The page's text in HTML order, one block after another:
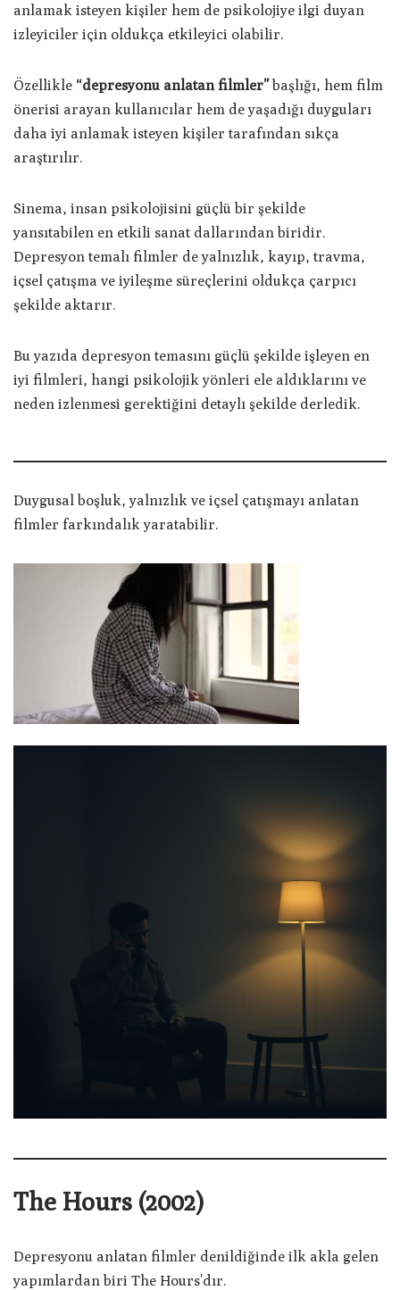
anlamak isteyen kişiler hem de psikolojiye ilgi duyan
izleyiciler için oldukça etkileyici olabilir.
Özellikle “depresyonu anlatan filmler”başlığı, hem film
önerisi arayan kullanıcılar hem de yaşadığı duyguları
daha iyi anlamak isteyen kişiler tarafından sıkça
araştırılır.
Sinema, insan psikolojisini güçlü bir şekilde
yansıtabilen en etkili sanat dallarından biridir.
Depresyon temalı filmler de yalnızlık, kayıp, travma,
içsel çatışma ve iyileşme süreçlerini oldukça çarpıcı
şekilde aktarır.
Bu yazıda depresyon temasını güçlü şekilde işleyen en
iyi filmleri, hangi psikolojik yönleri ele aldıklarını ve
neden izlenmesi gerektiğini detaylı şekilde derledik.
Duygusal boşluk, yalnızlık ve içsel çatışmayı anlatan
filmler farkındalık yaratabilir.
The Hours (2002)
Depresyonu anlatan filmler denildiğinde ilk akla gelen
yapımlardan biri The Hours’dır.